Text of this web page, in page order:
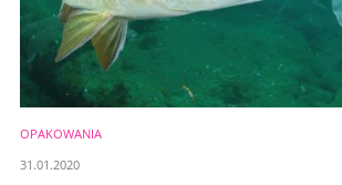
OPAKOWANIA
31.01.2020